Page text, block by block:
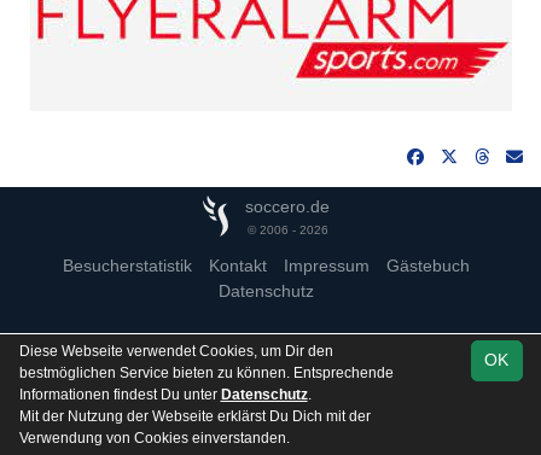
soccero.de
© 2006 - 2026
Besucherstatistik Kontakt Impressum
Gästebuch
Datenschutz
OK
Diese Webseite verwendet Cookies, um Dir den
bestmöglichen Service bieten zu können. Entsprechende
Informationen findest Du unter Datenschutz.
Mit der Nutzung der Webseite erklärst Du Dich mit der
Verwendung von Cookies einverstanden.